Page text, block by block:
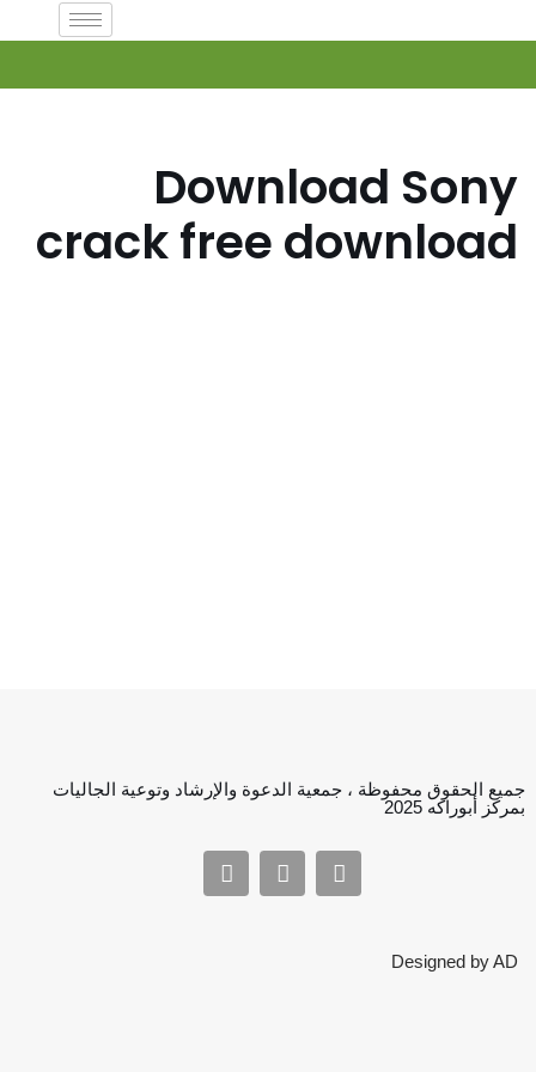
إلى
Download Sony
crack free download
جميع الحقوق محفوظة ، جمعية الدعوة والإرشاد وتوعية الجاليات
بمركز أبوراكه 2025
Designed by AD